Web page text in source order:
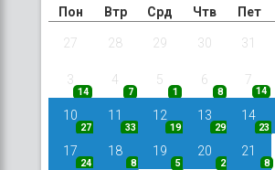
Пон Втр Срд Чтв Пет
27 28 29 30 31
3
14
4
7
5
1
6
8
7
14
10
27
11
33
12
19
13
29
14
23
17
24
18
8
19
5
20
2
21
8